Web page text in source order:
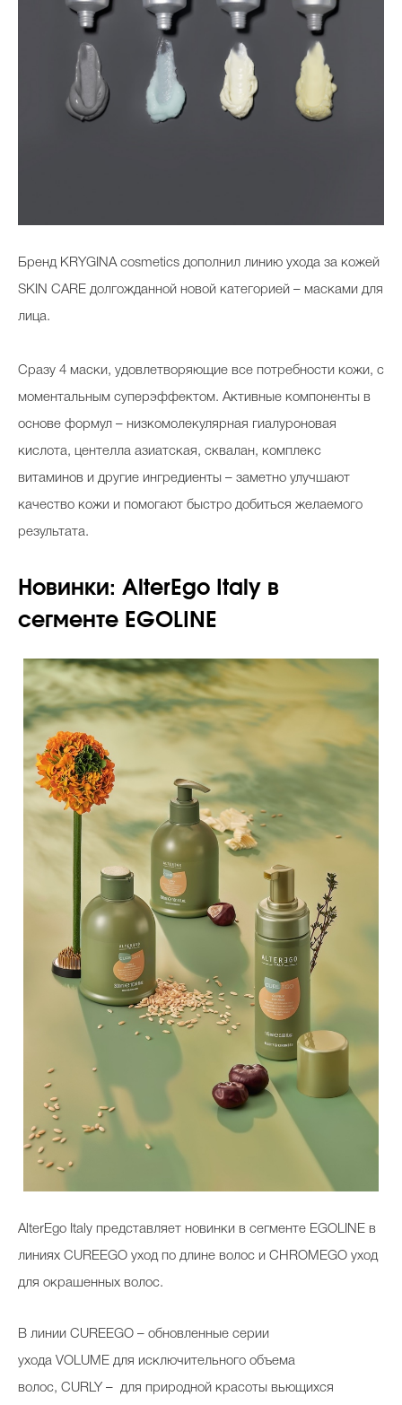
Бренд KRYGINA cosmetics дополнил линию ухода за кожей
SKIN CARE долгожданной новой категорией – масками для
лица.
Сразу 4 маски, удовлетворяющие все потребности кожи, с
моментальным суперэффектом. Активные компоненты в
основе формул – низкомолекулярная гиалуроновая
кислота, центелла азиатская, сквалан, комплекс
витаминов и другие ингредиенты – заметно улучшают
качество кожи и помогают быстро добиться желаемого
результата.
Новинки: AlterEgo Italy в
сегменте EGOLINE
AlterEgo Italy представляет новинки в сегменте EGOLINE в
линиях CUREEGO уход по длине волос и CHROMEGO уход
для окрашенных волос.
В линии CUREEGO – обновленные серии
ухода VOLUME для исключительного объема
волос, CURLY – для природной красоты вьющихся